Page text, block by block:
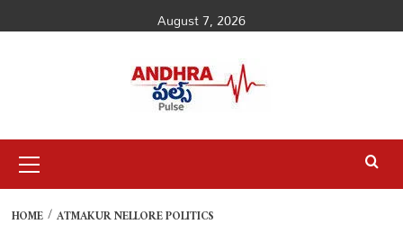
to
August 7, 2026
Menu
HOME ATMAKUR NELLORE POLITICS